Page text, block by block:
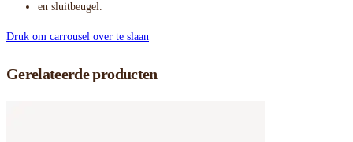
en sluitbeugel.
Druk om carrousel over te slaan
Gerelateerde producten